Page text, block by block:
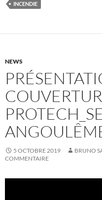
INCENDIE
NEWS
5 OCTOBRE 2019 BRUNO
COMMENTAIRE